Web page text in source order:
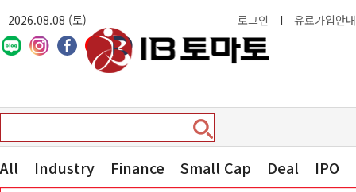
2026.08.08 (토) 로그인 I 유료가입안내
All Industry Finance Small Cap Deal IPO